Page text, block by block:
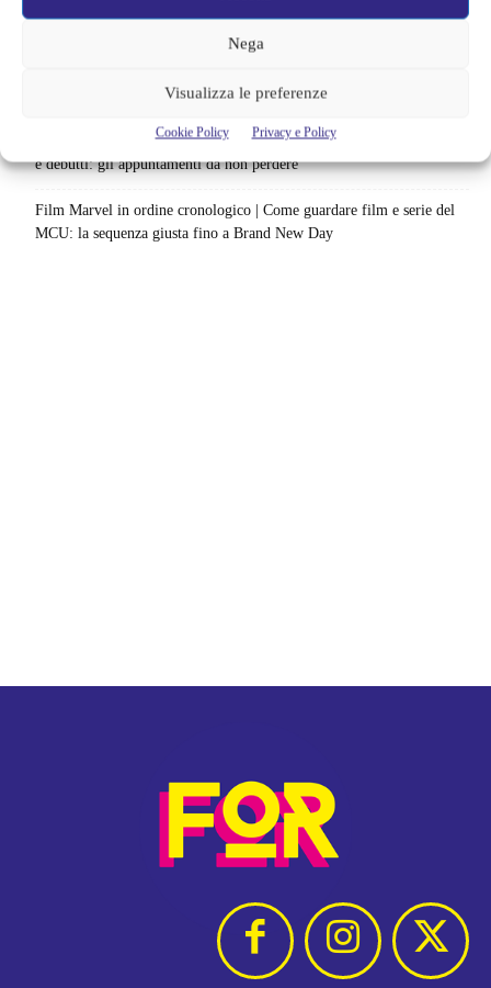
Nega
Visualizza le preferenze
Cookie Policy Privacy e Policy
84 pasti in 28 giorni: da guardare subito
italia: quando saranno disponibili gli episodi
Agosto 2026 si accende in streaming | Oltre 40 serie tra grandi ritorni
e debutti: gli appuntamenti da non perdere
Film Marvel in ordine cronologico | Come guardare film e serie del
MCU: la sequenza giusta fino a Brand New Day